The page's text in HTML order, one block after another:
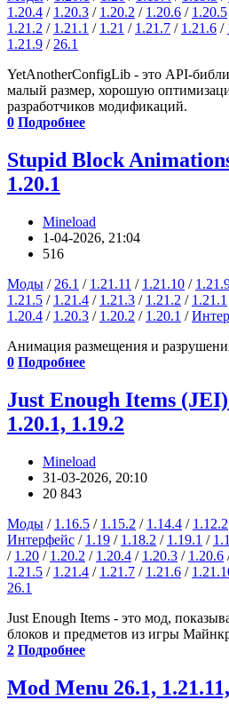
1.20.4 / 1.20.3 / 1.20.2 / 1.20.6 / 1.20.5
1.21.2 / 1.21.1 / 1.21 / 1.21.7 / 1.21.6 /
1.21.9 /26.1
YetAnotherConfigLib - это API-
малый размер, хорошую
разработчиков модификаций.
0 Подробнее
Stupid Block
1.20.1
Mineload
1-04-2026, 21:04
516
Моды / 26.1 / 1.21.11 / 1.21.10 /
1.21.5 / 1.21.4 / 1.21.3 / 1.21.2 / 1.21.1
1.20.4 / 1.20.3 / 1.20.2 / 1.20.1 /
Анимация размещения и
0 Подробнее
Just Enough Items (JEI)
1.20.1, 1.19.2
Mineload
31-03-2026, 20:10
20 843
Моды / 1.16.5 / 1.15.2 / 1.14.4 / 1.12.2
Интерфейс / 1.19 / 1.18.2 / 1.19.1 /
/ 1.20 / 1.20.2 / 1.20.4 / 1.20.3 / 1.20.6
1.21.5 / 1.21.4 / 1.21.7 / 1.21.6 /
26.1
Just Enough Items - это мод,
блоков и предметов из игры
2 Подробнее
Mod Menu 26.1,